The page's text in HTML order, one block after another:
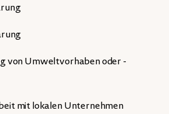
von Umweltvorhaben oder -
mit lokalen Unternehmen